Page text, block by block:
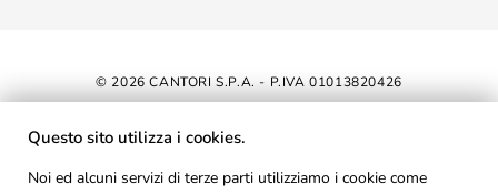
© 2026 CANTORI S.P.A. - P.IVA 01013820426
DICHIARAZIONE DI ACCESSIBILITÀ
Questo sito utilizza i cookies.
Noi ed alcuni servizi di terze parti utilizziamo i cookie come